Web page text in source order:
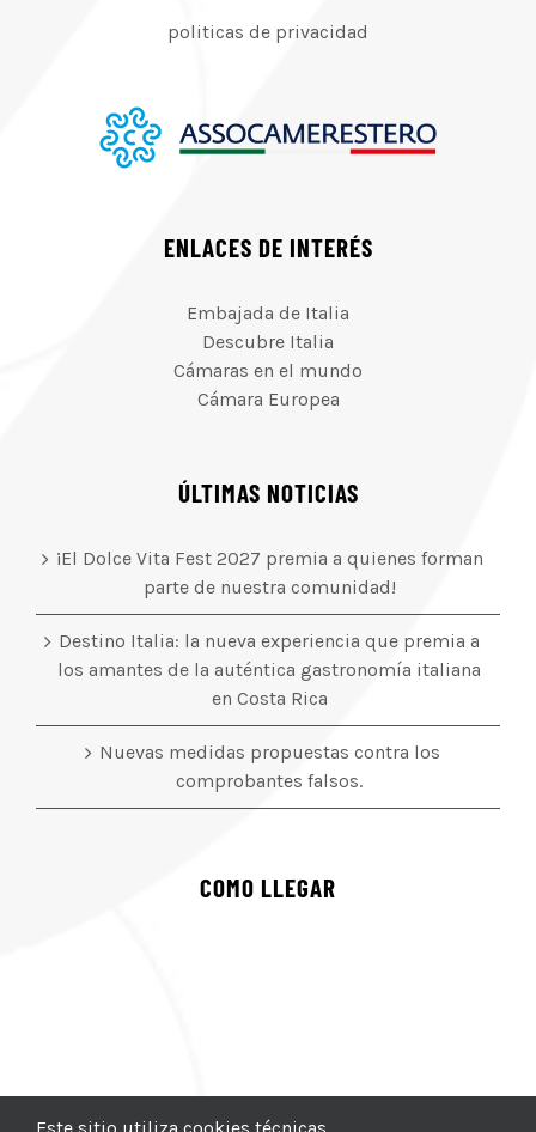
politicas de privacidad
ENLACES DE INTERÉS
Embajada de Italia
Descubre Italia
Cámaras en el mundo
Cámara Europea
ÚLTIMAS NOTICIAS
¡El Dolce Vita Fest 2027 premia a quienes forman
parte de nuestra comunidad!
Destino Italia: la nueva experiencia que premia a
los amantes de la auténtica gastronomía italiana
en Costa Rica
Nuevas medidas propuestas contra los
comprobantes falsos.
COMO LLEGAR